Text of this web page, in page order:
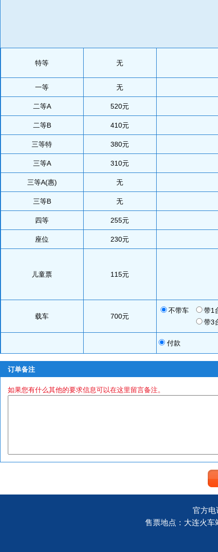
特等 无
一等 无
二等A 520元
二等B 410元
三等特 380元
三等A 310元
三等A(惠) 无
三等B 无
四等 255元
座位 230元
儿童票 115元
载车 700元
不带车
带1
带3
付款
订单备注
如果您有什么其他的要求信息可以在这里留言备注。
官方
售票地点：大连火